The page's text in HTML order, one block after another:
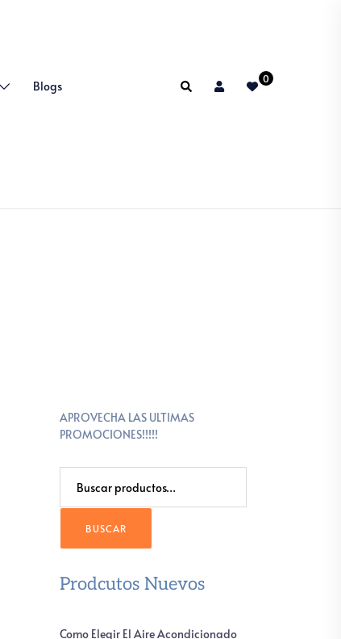
Blogs Search 0
APROVECHA LAS ULTIMAS
PROMOCIONES!!!!!
BUSCAR
Prodcutos Nuevos
Como Elegir El Aire Acondicionado